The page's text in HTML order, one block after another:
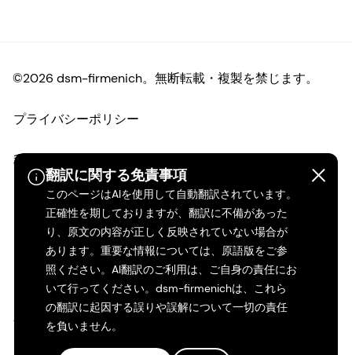
翻訳に関する免責事項
このページはAIを使用して自動翻訳されています。
正確性を期しておりますが、翻訳に不備があった
り、原文の内容が正しく反映されていない場合が
あります。重要な情報については、原語版をご参
照ください。AI翻訳のご利用は、ご自身の責任にお
いて行ってください。dsm-firmenichは、これら
の翻訳に起因する誤りや誤解について一切の責任
を負いません。
©2026 dsm-firmenich。無断転載・複製を禁じます。
プライバシーポリシー
利用規約
ご利用条件
カリフォルニアの透明性
アクセシビリティ・ステートメント
法的情報